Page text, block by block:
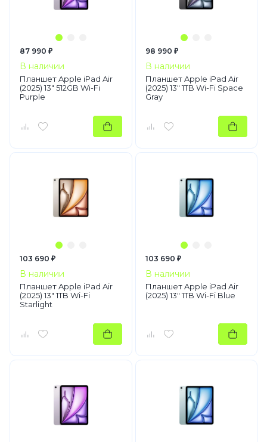
87 990 ₽
В наличии
Планшет Apple iPad Air
(2025) 13" 512GB Wi-Fi
Purple
98 990 ₽
В наличии
Планшет Apple iPad Air
(2025) 13" 1TB Wi-Fi Space
Gray
103 690 ₽
В наличии
Планшет Apple iPad Air
(2025) 13" 1TB Wi-Fi
Starlight
103 690 ₽
В наличии
Планшет Apple iPad Air
(2025) 13" 1TB Wi-Fi Blue